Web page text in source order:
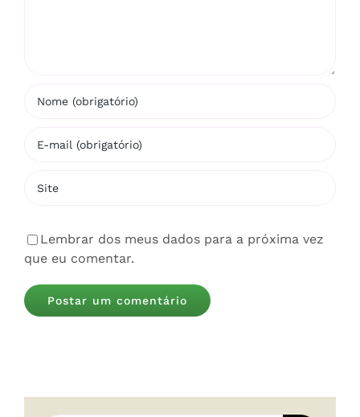
Lembrar dos meus dados para a próxima vez
que eu comentar.